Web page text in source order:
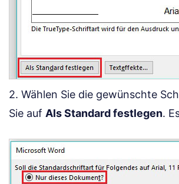
2. Wählen Sie die gewünschte
Sie auf Als Standard festlegen.